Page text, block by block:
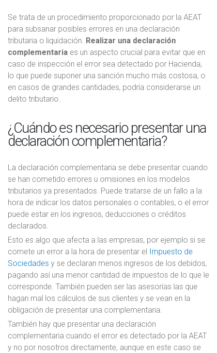
Se trata de un procedimiento proporcionado por la AEAT
para subsanar posibles errores en una declaración
tributaria o liquidación. Realizar una declaración
complementaria es un aspecto crucial para evitar que en
caso de inspección el error sea detectado por Hacienda,
lo que puede suponer una sanción mucho más costosa, o
en casos de grandes cantidades, podría considerarse un
delito tributario.
¿Cuándo es necesario presentar una
declaración complementaria?
La declaración complementaria se debe presentar cuando
se han cometido errores u omisiones en los modelos
tributarios ya presentados. Puede tratarse de un fallo a la
hora de indicar los datos personales o contables, o el error
puede estar en los ingresos, deducciones o créditos
declarados.
Esto es algo que afecta a las empresas, por ejemplo si se
comete un error a la hora de presentar el Impuesto de
Sociedades y se declaran menos ingresos de los debidos,
pagando así una menor cantidad de impuestos de lo que le
corresponde. También pueden ser las asesorías las que
hagan mal los cálculos de sus clientes y se vean en la
obligación de presentar una complementaria.
También hay que presentar una declaración
complementaria cuando el error es detectado por la AEAT
y no por nosotros directamente, aunque en este caso se